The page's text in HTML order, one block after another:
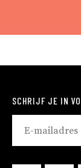
SCHRIJF JE IN